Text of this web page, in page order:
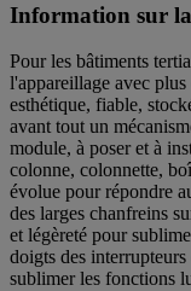
Information sur
Pour les bâtiments
l'appareillage avec
esthétique, fiable,
avant tout un
module, à poser et à
colonne, colonnette,
évolue pour répondre
des larges chanfreins
et légèreté pour
doigts des
sublimer les fonctions